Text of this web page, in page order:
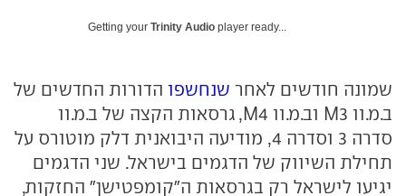
Getting your Trinity Audio player ready...
שמונה חודשים לאחר שנחשפו הדורות החדשים של
ב.מ.וו M3 וב.מ.וו M4, גרסאות הקצה של ב.מ.וו
סדרה 3 וסדרה 4, מודיעה היבואנית דלק מוטורס על
תחילת השיווק של הדגמים בישראל. שני הדגמים
יגיעו לישראל רק בגרסאות ה"קומפטישן" החזקות,